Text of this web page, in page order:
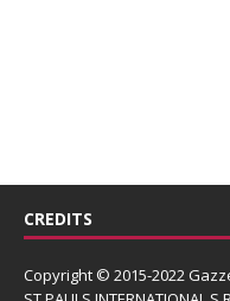
CREDITS
Copyright © 2015-2022